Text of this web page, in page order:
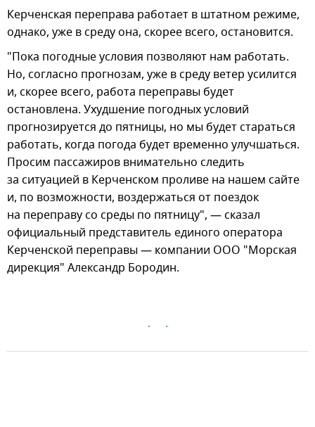
Керченская переправа работает в штатном режиме,
однако, уже в среду она, скорее всего, остановится.
"Пока погодные условия позволяют нам работать.
Но, согласно прогнозам, уже в среду ветер усилится
и, скорее всего, работа переправы будет
остановлена. Ухудшение погодных условий
прогнозируется до пятницы, но мы будет стараться
работать, когда погода будет временно улучшаться.
Просим пассажиров внимательно следить
за ситуацией в Керченском проливе на нашем сайте
и, по возможности, воздержаться от поездок
на переправу со среды по пятницу", — сказал
официальный представитель единого оператора
Керченской переправы — компании ООО "Морская
дирекция" Александр Бородин.